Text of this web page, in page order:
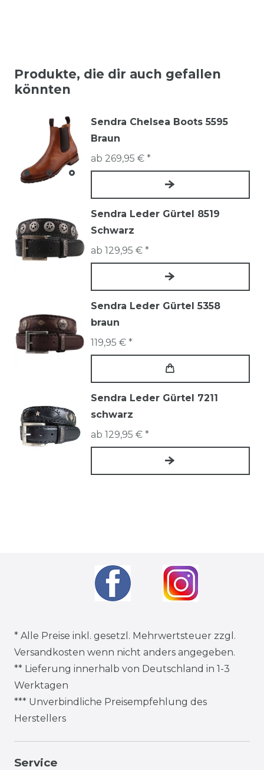
Produkte, die dir auch gefallen
könnten
Sendra Chelsea Boots 5595
Braun
ab 269,95 € *
Sendra Leder Gürtel 8519
Schwarz
ab 129,95 € *
Sendra Leder Gürtel 5358
braun
119,95 € *
Sendra Leder Gürtel 7211
schwarz
ab 129,95 € *
* Alle Preise inkl. gesetzl. Mehrwertsteuer zzgl.
Versandkosten wenn nicht anders angegeben.
** Lieferung innerhalb von Deutschland in 1-3
Werktagen
*** Unverbindliche Preisempfehlung des
Herstellers
Service